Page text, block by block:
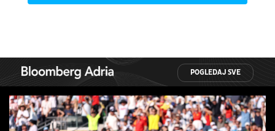
POGLEDAJ SVE